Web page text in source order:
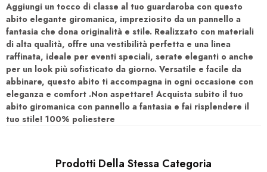
Aggiungi un tocco di classe al tuo guardaroba con questo
abito elegante giromanica, impreziosito da un pannello a
fantasia che dona originalità e stile. Realizzato con materiali
di alta qualità, offre una vestibilità perfetta e una linea
raffinata, ideale per eventi speciali, serate eleganti o anche
per un look più sofisticato da giorno. Versatile e facile da
abbinare, questo abito ti accompagna in ogni occasione con
eleganza e comfort .Non aspettare! Acquista subito il tuo
abito giromanica con pannello a fantasia e fai risplendere il
tuo stile! 100% poliestere
Prodotti Della Stessa Categoria